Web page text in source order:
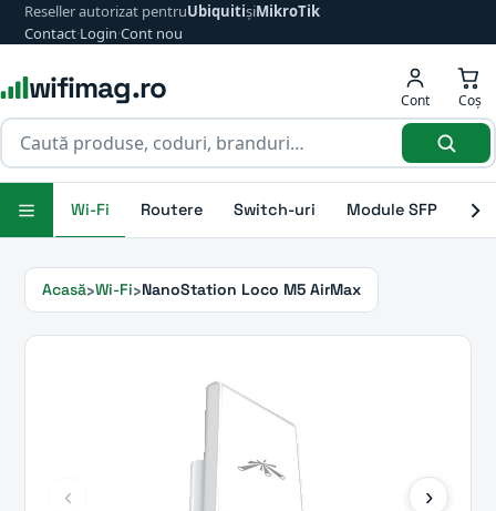
Reseller autorizat pentruUbiquitișiMikroTik
Contact·Login·Cont nou
wifimag.ro Cont Coș
Wi-Fi Routere Switch-uri Module SFP
Acasă Wi-Fi NanoStation Loco M5 AirMax
‹ ›